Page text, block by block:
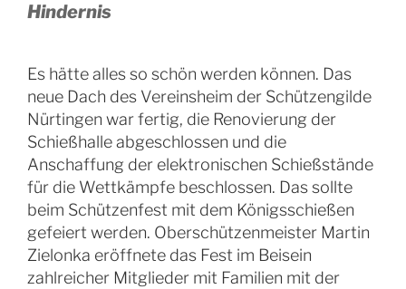
Hindernis
Es hätte alles so schön werden können. Das
neue Dach des Vereinsheim der Schützengilde
Nürtingen war fertig, die Renovierung der
Schießhalle abgeschlossen und die
Anschaffung der elektronischen Schießstände
für die Wettkämpfe beschlossen. Das sollte
beim Schützenfest mit dem Königsschießen
gefeiert werden. Oberschützenmeister Martin
Zielonka eröffnete das Fest im Beisein
zahlreicher Mitglieder mit Familien mit der